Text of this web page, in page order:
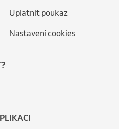
Uplatnit poukaz
Nastavení cookies